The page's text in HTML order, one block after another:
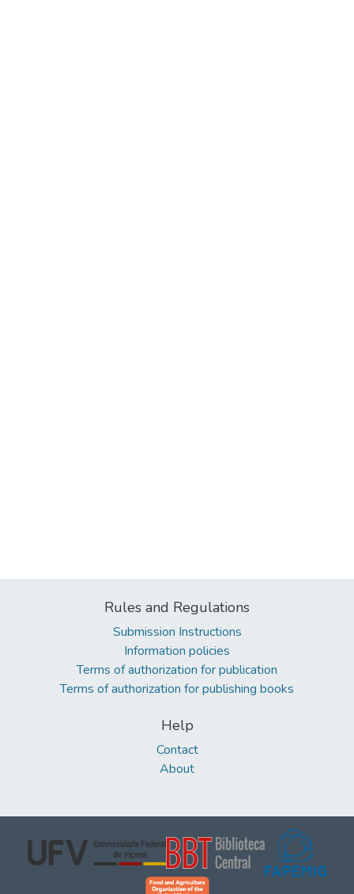
Rules and Regulations
Submission Instructions
Information policies
Terms of authorization for publication
Terms of authorization for publishing books
Help
Contact
About